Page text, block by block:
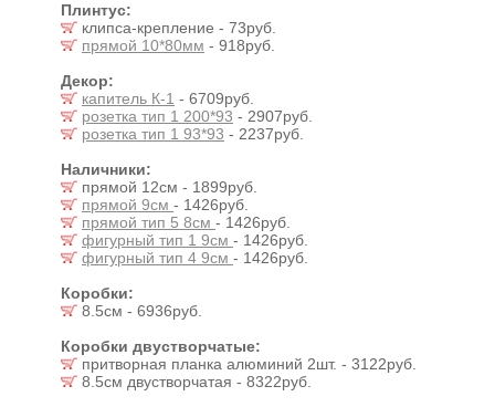
Плинтус:
клипса-крепление - 73руб.
прямой 10*80мм - 918руб.
Декор:
капитель К-1 - 6709руб.
розетка тип 1 200*93 - 2907руб.
розетка тип 1 93*93 - 2237руб.
Наличники:
прямой 12см - 1899руб.
прямой 9см - 1426руб.
прямой тип 5 8см - 1426руб.
фигурный тип 1 9см - 1426руб.
фигурный тип 4 9см - 1426руб.
Коробки:
8.5см - 6936руб.
Коробки двустворчатые:
притворная планка алюминий 2шт. - 3122руб.
8.5см двустворчатая - 8322руб.